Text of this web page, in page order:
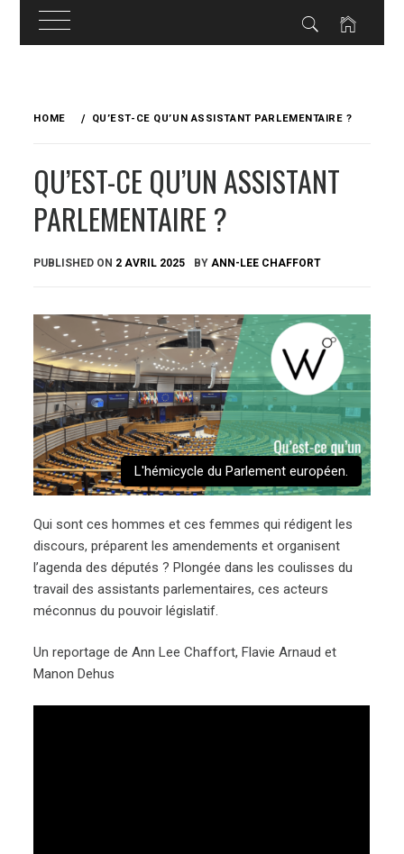
HOME QU’EST-CE QU’UN ASSISTANT PARLEMENTAIRE ?
QU’EST-CE QU’UN ASSISTANT
PARLEMENTAIRE ?
PUBLISHED ON 2 AVRIL 2025 BY ANN-LEE CHAFFORT
L'hémicycle du Parlement européen.
Qui sont ces hommes et ces femmes qui rédigent les
discours, préparent les amendements et organisent
l’agenda des députés ? Plongée dans les coulisses du
travail des assistants parlementaires, ces acteurs
méconnus du pouvoir législatif.
Un reportage de Ann Lee Chaffort, Flavie Arnaud et
Manon Dehus